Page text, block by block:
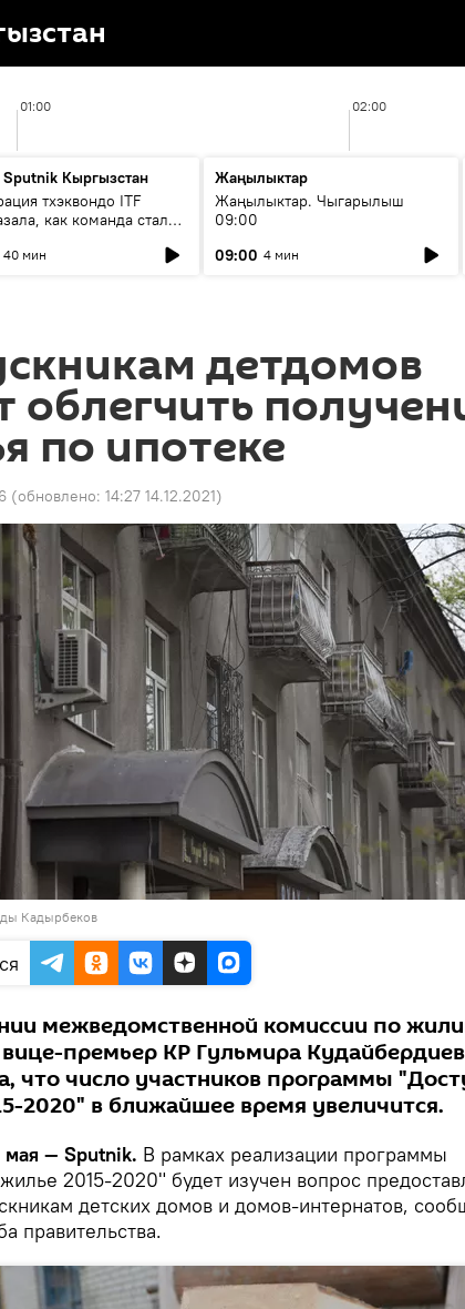
01:00 02:00
Sputnik Кыргызстан
тхэквондо ITF
как команда стала
40 мин
Жаңылыктар
Жаңылыктар. Чыгарылыш
09:00
09:00 4 мин
детдомов
облегчить
по ипотеке
(обновлено: 14:27 14.12.2021)
Кадырбеков
межведомственной комиссии по
премьер КР Гульмира
что число участников программы
2020" в ближайшее время увеличится.
— Sputnik. В рамках реализации программы
2015-2020" будет изучен вопрос
детских домов и домов-интернатов,
правительства.